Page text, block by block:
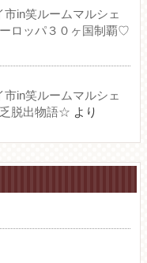
in笑ルームマルシェ
ロッパ３０ヶ国制覇♡
in笑ルームマルシェ
脱出物語☆ より